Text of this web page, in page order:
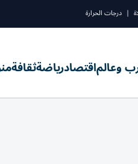
| درجات الحرارة
وعالماقتصادرياضةثقافة